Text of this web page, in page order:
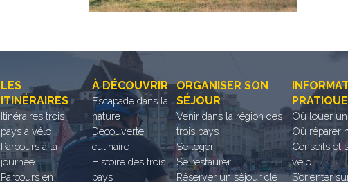
LES
ITINÉRAIRES
Itinéraires trois
pays à vélo
Parcours à la
journée
Parcours en
À DÉCOUVRIR
Escapade dans la
nature
Découverte
culinaire
Histoire des trois
pays
ORGANISER SON
SÉJOUR
Venir dans la région des
trois pays
Se loger
Se restaurer
Réserver un séjour clé
Où louer
Où réparer
Conseils et
vélo
S’orienter